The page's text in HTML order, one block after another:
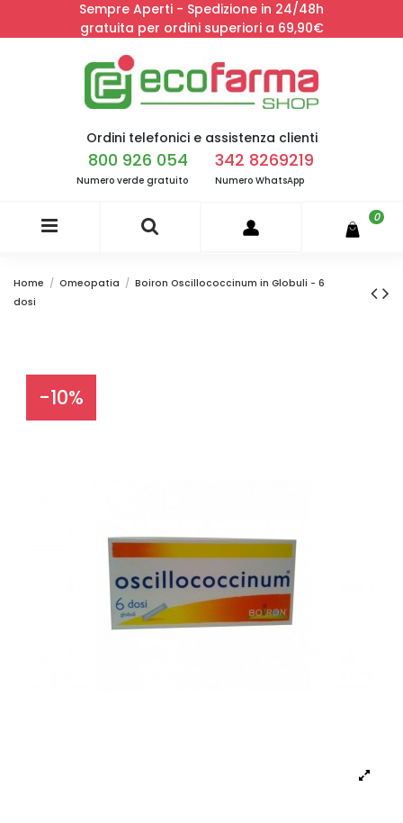
Sempre Aperti - Spedizione in 24/48h
gratuita per ordini superiori a 69,90€
Ordini telefonici e assistenza clienti
800 926 054
Numero verde gratuito
342 8269219
Numero WhatsApp
0
Home Omeopatia
Boiron Oscillococcinum in Globuli - 6
dosi
-10%